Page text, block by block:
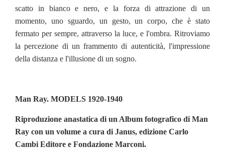
scatto in bianco e nero, e la forza di attrazione di un
momento, uno sguardo, un gesto, un corpo, che è stato
fermato per sempre, attraverso la luce, e l'ombra. Ritroviamo
la percezione di un frammento di autenticità, l'impressione
della distanza e l'illusione di un sogno.
Man Ray. MODELS 1920-1940
Riproduzione anastatica di un Album fotografico di Man
Ray con un volume a cura di Janus, edizione Carlo
Cambi Editore e Fondazione Marconi.